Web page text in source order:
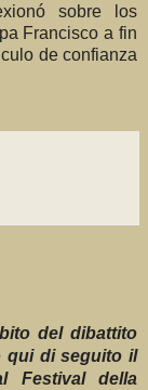
sobre los
Francisco a fin
de confianza
del dibattito
qui di seguito il
Festival della